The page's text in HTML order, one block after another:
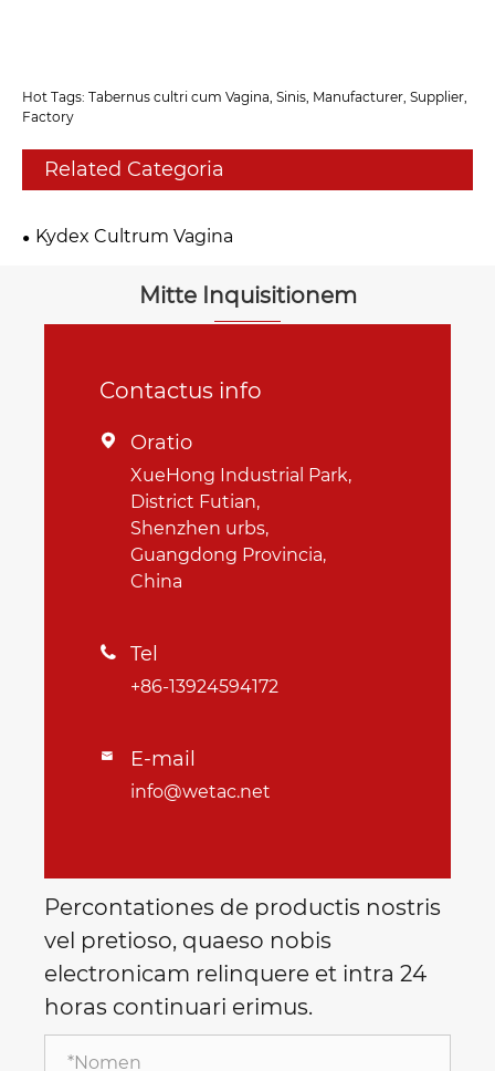
Hot Tags: Tabernus cultri cum Vagina, Sinis, Manufacturer, Supplier,
Factory
Related Categoria
Kydex Cultrum Vagina
Mitte Inquisitionem
Contactus info
 Oratio
XueHong Industrial Park,
District Futian,
Shenzhen urbs,
Guangdong Provincia,
China
 Tel
+86-13924594172
 E-mail
info@wetac.net
Percontationes de productis nostris
vel pretioso, quaeso nobis
electronicam relinquere et intra 24
horas continuari erimus.